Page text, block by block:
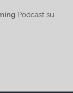
Podcast su